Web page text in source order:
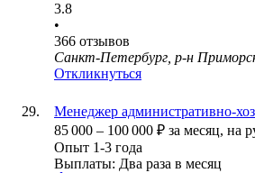
3.8
•
366 отзывов
Санкт-Петербург, р-н
Откликнуться
Менеджер административно-
85 000 – 100 000 ₽ за месяц, на
Опыт 1-3 года
Выплаты: Два раза в месяц